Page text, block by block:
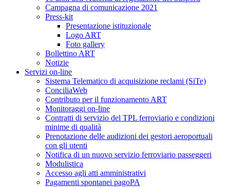
Campagna di comunicazione 2021
Press-kit
Presentazione istituzionale
Logo ART
Foto gallery
Bollettino ART
Notizie
Servizi on-line
Sistema Telematico di acquisizione reclami (SiTe)
ConciliaWeb
Contributo per il funzionamento ART
Monitoraggi on-line
Contratti di servizio del TPL ferroviario e condizioni
minime di qualità
Prenotazione delle audizioni dei gestori aeroportuali
con gli utenti
Notifica di un nuovo servizio ferroviario passeggeri
Modulistica
Accesso agli atti amministrativi
Pagamenti spontanei pagoPA